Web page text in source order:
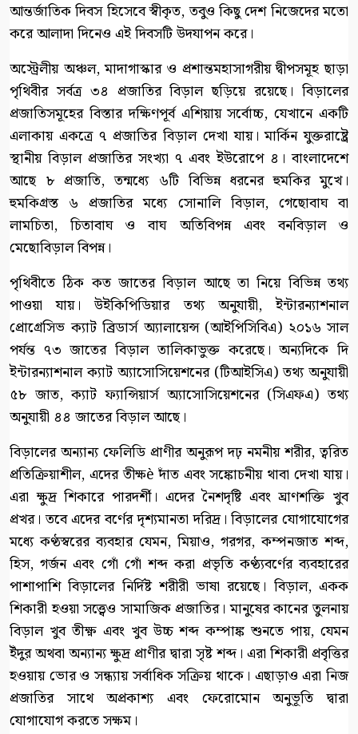
আন্তর্জাতিক দিবস হিসেবে স্বীকৃত, তবুও কিছু দেশ নিজেদের মতো
করে আলাদা দিনেও এই দিবসটি উদযাপন করে।
অস্ট্রেলীয় অঞ্চল, মাদাগাস্কার ও প্রশান্তমহাসাগরীয় দ্বীপসমূহ ছাড়া
পৃথিবীর সর্বত্র ৩৪ প্রজাতির বিড়াল ছড়িয়ে রয়েছে। বিড়ালের
প্রজাতিসমূহের বিস্তার দক্ষিণপূর্ব এশিয়ায় সর্বোচ্চ, যেখানে একটি
এলাকায় একত্রে ৭ প্রজাতির বিড়াল দেখা যায়। মার্কিন যুক্তরাষ্ট্রে
স্থানীয় বিড়াল প্রজাতির সংখ্যা ৭ এবং ইউরোপে ৪। বাংলাদেশে
আছে ৮ প্রজাতি, তন্মধ্যে ৬টি বিভিন্ন ধরনের হুমকির মুখে।
হুমকিগ্রস্ত ৬ প্রজাতির মধ্যে সোনালি বিড়াল, গেছোবাঘ বা
লামচিতা, চিতাবাঘ ও বাঘ অতিবিপন্ন এবং বনবিড়াল ও
মেছোবিড়াল বিপন্ন।
পৃথিবীতে ঠিক কত জাতের বিড়াল আছে তা নিয়ে বিভিন্ন তথ্য
পাওয়া যায়। উইকিপিডিয়ার তথ্য অনুযায়ী, ইন্টারন্যাশনাল
প্রোগ্রেসিভ ক্যাট ব্রিডার্স অ্যালায়েন্স (আইপিসিবিএ) ২০১৬ সাল
পর্যন্ত ৭৩ জাতের বিড়াল তালিকাভুক্ত করেছে। অন্যদিকে দি
ইন্টারন্যাশনাল ক্যাট অ্যাসোসিয়েশনের (টিআইসিএ) তথ্য অনুযায়ী
৫৮ জাত, ক্যাট ফ্যান্সিয়ার্স অ্যাসোসিয়েশনের (সিএফএ) তথ্য
অনুযায়ী ৪৪ জাতের বিড়াল আছে।
বিড়ালের অন্যান্য ফেলিডি প্রাণীর অনুরূপ দঢ় নমনীয় শরীর, ত্বরিত
প্রতিক্রিয়াশীল, এদের তীক্ষè দাঁত এবং সঙ্কোচনীয় থাবা দেখা যায়।
এরা ক্ষুদ্র শিকারে পারদর্শী। এদের নৈশদৃষ্টি এবং ঘ্রাণশক্তি খুব
প্রখর। তবে এদের বর্ণের দৃশ্যমানতা দরিদ্র। বিড়ালের যোগাযোগের
মধ্যে কণ্ঠস্বরের ব্যবহার যেমন, মিয়াও, গরগর, কম্পনজাত শব্দ,
হিস, গর্জন এবং গোঁ গোঁ শব্দ করা প্রভৃতি কণ্ঠ্যবর্ণের ব্যবহারের
পাশাপাশি বিড়ালের নির্দিষ্ট শরীরী ভাষা রয়েছে। বিড়াল, একক
শিকারী হওয়া সত্ত্বেও সামাজিক প্রজাতির। মানুষের কানের তুলনায়
বিড়াল খুব তীক্ষ্ণ এবং খুব উচ্চ শব্দ কম্পাঙ্ক শুনতে পায়, যেমন
ইঁদুর অথবা অন্যান্য ক্ষুদ্র প্রাণীর দ্বারা সৃষ্ট শব্দ। এরা শিকারী প্রবৃত্তির
হওয়ায় ভোর ও সন্ধ্যায় সর্বাধিক সক্রিয় থাকে। এছাড়াও এরা নিজ
প্রজাতির সাথে অপ্রকাশ্য এবং ফেরোমোন অনুভূতি দ্বারা
যোগাযোগ করতে সক্ষম।